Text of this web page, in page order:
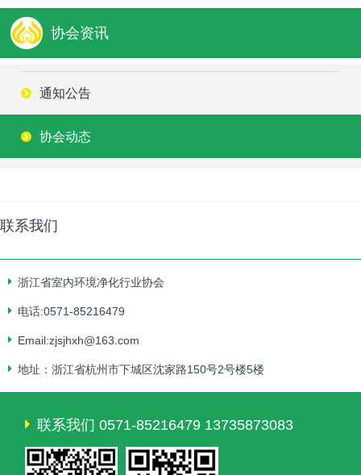
协会资讯
通知公告
协会动态
联系我们
浙江省室内环境净化行业协会
电话:0571-85216479
Email:zjsjhxh@163.com
地址：浙江省杭州市下城区沈家路150号2号楼5楼
联系我们 0571-85216479 13735873083